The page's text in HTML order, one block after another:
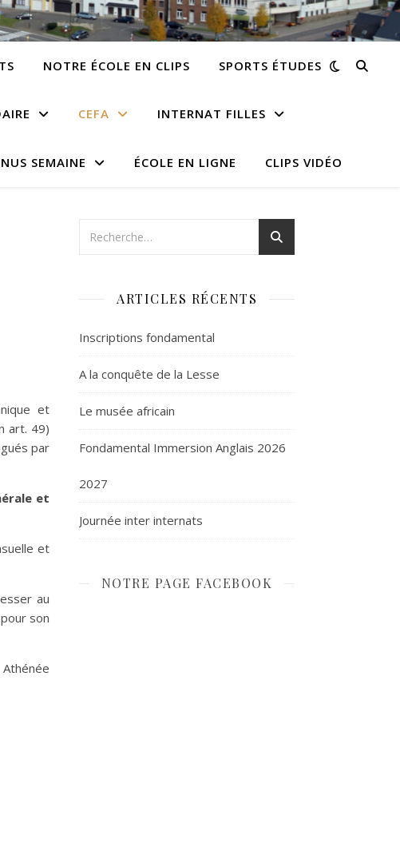
NOTRE ÉCOLE EN CLIPS SPORTS ÉTUDES
CEFA INTERNAT FILLES
SEMAINE ÉCOLE EN LIGNE CLIPS VIDÉO
et
art. 49)
par
et
et
au
son
ARTICLES RÉCENTS
Inscriptions fondamental
A la conquête de la Lesse
Le musée africain
Fondamental Immersion Anglais 2026
2027
Journée inter internats
NOTRE PAGE FACEBOOK